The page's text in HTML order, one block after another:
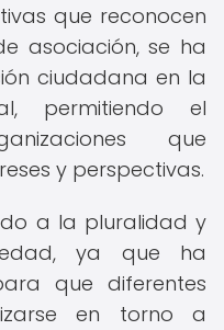
que reconocen
asociación, se ha
ciudadana en la
permitiendo el
que
y perspectivas.
a la pluralidad y
ya que ha
que diferentes
en torno a